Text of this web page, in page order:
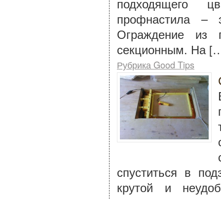
подходящего
профнастила –
Ограждение из
секционным. На
Рубрика Good Tips
спуститься в
крутой и